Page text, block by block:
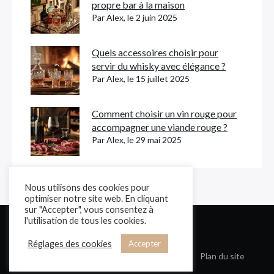
propre bar à la maison
Par Alex, le 2 juin 2025
Quels accessoires choisir pour
servir du whisky avec élégance ?
Par Alex, le 15 juillet 2025
Comment choisir un vin rouge pour
accompagner une viande rouge ?
Par Alex, le 29 mai 2025
Mentions légales Cookies Plan du site
Nous utilisons des cookies pour
optimiser notre site web. En cliquant
sur "Accepter", vous consentez à
l'utilisation de tous les cookies.
Réglages des cookies Accepter